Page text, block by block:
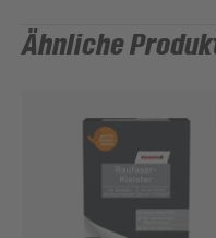
Ähnliche